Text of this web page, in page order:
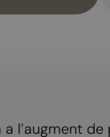
a l’augment